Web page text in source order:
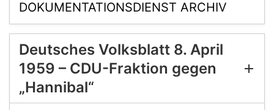
DOKUMENTATIONSDIENST ARCHIV
Deutsches Volksblatt 8. April
1959 – CDU-Fraktion gegen
„Hannibal“